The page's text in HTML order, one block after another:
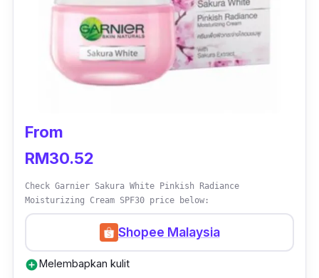
From
RM30.52
Check Garnier Sakura White Pinkish Radiance
Moisturizing Cream SPF30 price below:
Shopee Malaysia
add_circleMelembapkan kulit